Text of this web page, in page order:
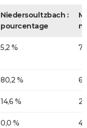
Niedersoultzbach :
pourcentage
5,2 %
80,2 %
14,6 %
0,0 %